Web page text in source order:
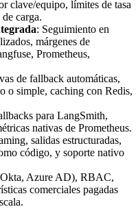
clave/equipo, límites de tasa
carga.
: Seguimiento en
márgenes de
Prometheus,
de fallback automáticas,
o simple, caching con Redis,
para LangSmith,
nativas de Prometheus.
salidas estructuradas,
código, y soporte nativo
Azure AD), RBAC,
comerciales pagadas